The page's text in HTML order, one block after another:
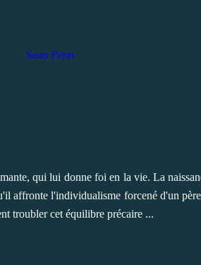
Sean Penn
qui lui donne foi en la vie. La
affronte l'individualisme forcené d'un père
troubler cet équilibre précaire ...